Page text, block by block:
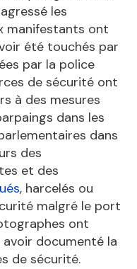
les
manifestants ont
été touchés par
par la police
de sécurité ont
à des mesures
dans les
dans
des
et des
, harcelés ou
malgré le port
ont
documenté la
de sécurité.